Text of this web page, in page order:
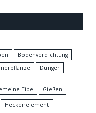
Bodenverdichtung
Dünger
Eibe Gießen
Heckenelement